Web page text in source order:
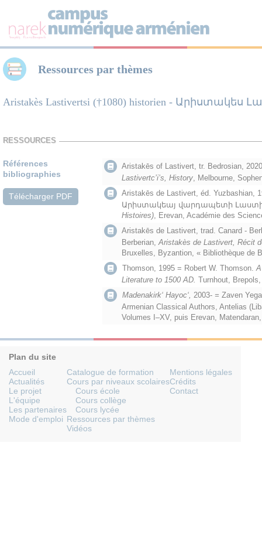
Ressources par thèmes
Aristakès Lastivertsi (†1080) historien - Արիստակես
RESSOURCES
Références
bibliographies
Télécharger PDF
Aristakēs of Lastivert, tr. Bedrosian,
Lastivertc’i’s, History, Melbourne,
Aristakēs de Lastivert, éd.
Արիստակեայ վարդապետի
Histoires), Erevan, Académie des
Aristakēs de Lastivert, trad. Canard -
Berberian,Aristakès de Lastivert, Récit
Bruxelles, Byzantion, « Bibliothèque de
Thomson, 1995 = Robert W. Thomson.
Literature to 1500 AD. Turnhout,
Madenakirk‘ Hayoc‘, 2003- = Zaven
Armenian Classical Authors, Antelias
Volumes I–XV, puis Erevan,
Plan du site
Accueil
Actualités
Le projet
L'équipe
Les partenaires
Mode d'emploi
Catalogue de formation
Cours par niveaux scolaires
Cours école
Cours collège
Cours lycée
Ressources par thèmes
Vidéos
Mentions légales
Crédits
Contact